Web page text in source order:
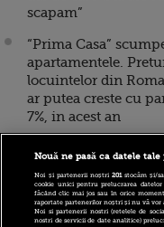
scapam”
“Prima Casa”
apartamentele.
locuintelor din
ar putea creste cu
7%, in acest an
In chirie sau credit la
20% mai mari decat
lunare la un credit
“Prima Casa”. Cel
Nouă ne pasă ca datele
Noi și partenerii noștri201stocăm și/
cookie unici pentru prelucrarea datelor
făcând clic mai jos sau în orice
raportate partenerilor noștri și nu vă vor
Noi si partenerii nostri (retelele de
nostri de servicii de date analitice)